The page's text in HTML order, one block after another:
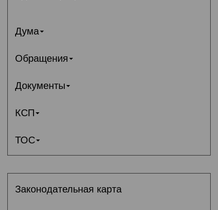
Дума
Обращения
Документы
КСП
ТОС
Законодательная карта